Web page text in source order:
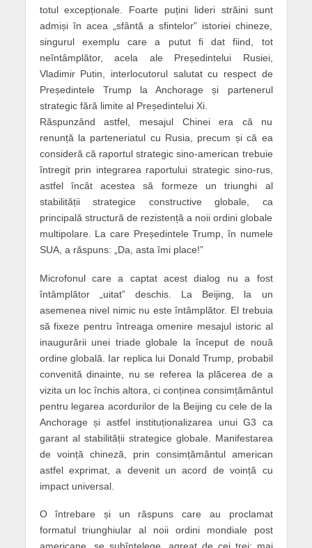
totul excepționale. Foarte puțini lideri străini sunt
admiși în acea „sfântă a sfintelor” istoriei chineze,
singurul exemplu care a putut fi dat fiind, tot
neîntâmplător, acela ale Președintelui Rusiei,
Vladimir Putin, interlocutorul salutat cu respect de
Președintele Trump la Anchorage și partenerul
strategic fără limite al Președintelui Xi.
Răspunzând astfel, mesajul Chinei era că nu
renunță la parteneriatul cu Rusia, precum și că ea
consideră că raportul strategic sino-american trebuie
întregit prin integrarea raportului strategic sino-rus,
astfel încât acestea să formeze un triunghi al
stabilității strategice constructive globale, ca
principală structură de rezistență a noii ordini globale
multipolare. La care Președintele Trump, în numele
SUA, a răspuns: „Da, asta îmi place!”
Microfonul care a captat acest dialog nu a fost
întâmplător „uitat” deschis. La Beijing, la un
asemenea nivel nimic nu este întâmplător. El trebuia
să fixeze pentru întreaga omenire mesajul istoric al
inaugurării unei triade globale la început de nouă
ordine globală. Iar replica lui Donald Trump, probabil
convenită dinainte, nu se referea la plăcerea de a
vizita un loc închis altora, ci conținea consimțământul
pentru legarea acordurilor de la Beijing cu cele de la
Anchorage și astfel instituționalizarea unui G3 ca
garant al stabilității strategice globale. Manifestarea
de voință chineză, prin consimțământul american
astfel exprimat, a devenit un acord de voință cu
impact universal.
O întrebare și un răspuns care au proclamat
formatul triunghiular al noii ordini mondiale post